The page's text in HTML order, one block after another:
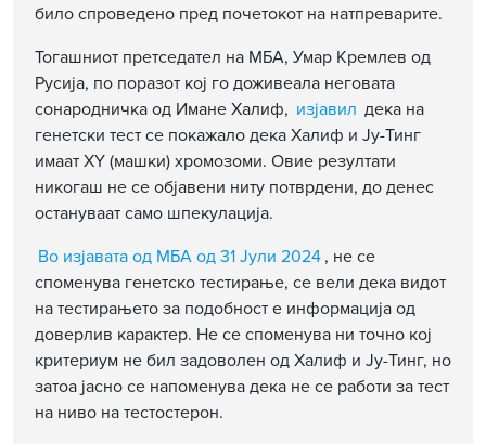
било спроведено пред почетокот на натпреварите.
Тогашниот претседател на МБА, Умар Кремлев од
Русија, по поразот кој го доживеала неговата
сонародничка од Имане Халиф, изјавил дека на
генетски тест се покажало дека Халиф и Ју-Тинг
имаат XY (машки) хромозоми. Овие резултати
никогаш не се објавени ниту потврдени, до денес
остануваат само шпекулација.
Во изјавата од МБА од 31 Јули 2024 , не се
споменува генетско тестирање, се вели дека видот
на тестирањето за подобност е информација од
доверлив карактер. Не се споменува ни точно кој
критериум не бил задоволен од Халиф и Ју-Тинг, но
затоа јасно се напоменува дека не се работи за тест
на ниво на тестостерон.